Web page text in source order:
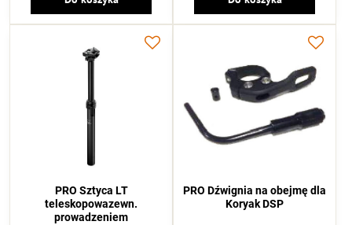
PRO Sztyca LT
teleskopowazewn.
prowadzeniem
PRO Dźwignia na obejmę dla
Koryak DSP